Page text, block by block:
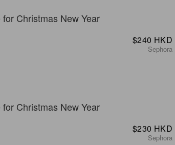
$240 HKD
Sephora
$230 HKD
Sephora